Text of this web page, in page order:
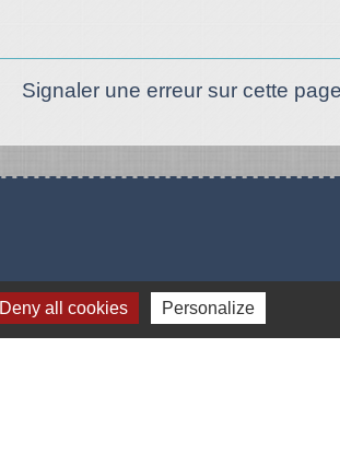
Signaler une erreur sur cette page
Deny all cookies Personalize